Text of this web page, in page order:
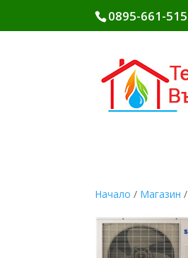
0895-661-515
Начало / Магазин